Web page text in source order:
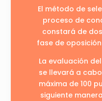
El método de
proceso de
constará de
fase de
La evaluación
se llevará a
máxima de 100
siguiente